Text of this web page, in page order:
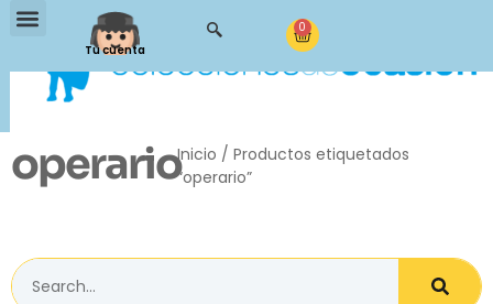
Tu cuenta
0
operarioInicio / Productos etiquetados
“operario”